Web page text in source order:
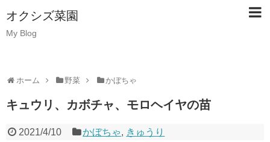
オクシズ菜園
My Blog
ホーム 野菜 かぼちゃ
キュウリ、カボチャ、モロヘイヤの苗
2021/4/10 かぼちゃ, きゅうり